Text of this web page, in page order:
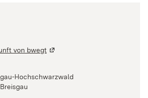
von bwegt
Hochschwarzwald